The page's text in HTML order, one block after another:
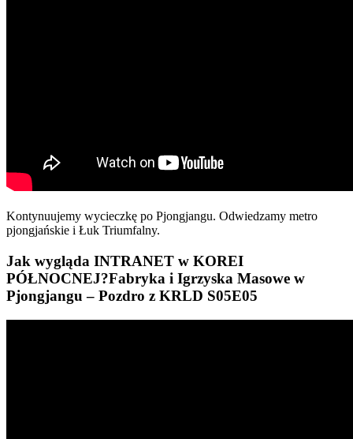
Kontynuujemy wycieczkę po Pjongjangu. Odwiedzamy metro
pjongjańskie i Łuk Triumfalny.
Jak wygląda INTRANET w KOREI
PÓŁNOCNEJ?Fabryka i Igrzyska Masowe w
Pjongjangu – Pozdro z KRLD S05E05